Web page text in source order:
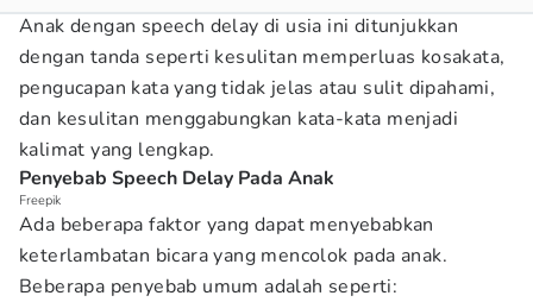
Anak dengan speech delay di usia ini ditunjukkan
dengan tanda seperti kesulitan memperluas kosakata,
pengucapan kata yang tidak jelas atau sulit dipahami,
dan kesulitan menggabungkan kata-kata menjadi
kalimat yang lengkap.
Penyebab Speech Delay Pada Anak
Freepik
Ada beberapa faktor yang dapat menyebabkan
keterlambatan bicara yang mencolok pada anak.
Beberapa penyebab umum adalah seperti: